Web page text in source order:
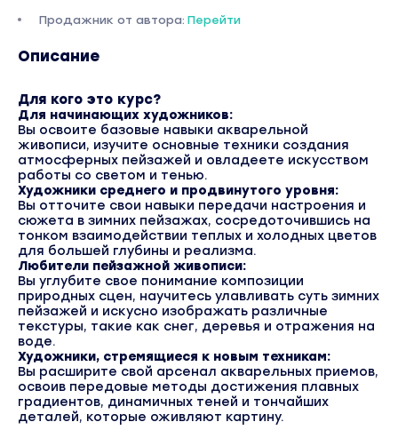
Продажник от автора: Перейти
Описание
Для кого это курс?
Для начинающих художников:
Вы освоите базовые навыки акварельной
живописи, изучите основные техники создания
атмосферных пейзажей и овладеете искусством
работы со светом и тенью.
Художники среднего и продвинутого уровня:
Вы отточите свои навыки передачи настроения и
сюжета в зимних пейзажах, сосредоточившись на
тонком взаимодействии теплых и холодных цветов
для большей глубины и реализма.
Любители пейзажной живописи:
Вы углубите свое понимание композиции
природных сцен, научитесь улавливать суть зимних
пейзажей и искусно изображать различные
текстуры, такие как снег, деревья и отражения на
воде.
Художники, стремящиеся к новым техникам:
Вы расширите свой арсенал акварельных приемов,
освоив передовые методы достижения плавных
градиентов, динамичных теней и тончайших
деталей, которые оживляют картину.